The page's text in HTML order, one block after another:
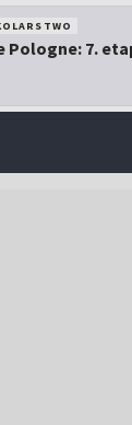
Pologne: 7.